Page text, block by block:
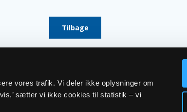
vores trafik. Vi deler ikke oplysninger om
sætter vi ikke cookies til statistik – vi
Tilbage